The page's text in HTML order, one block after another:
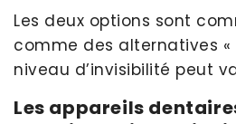
Les deux options sont
comme des alternatives «
niveau d’invisibilité peut
Les appareils